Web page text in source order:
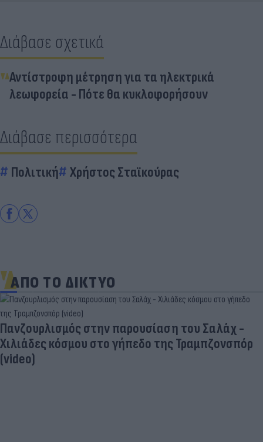
Διάβασε σχετικά
Αντίστροφη μέτρηση για τα ηλεκτρικά
λεωφορεία - Πότε θα κυκλοφορήσουν
Διάβασε περισσότερα
Πολιτική Χρήστος Σταϊκούρας
ΑΠΟ ΤΟ ΔΙΚΤΥΟ
Πανζουρλισμός στην παρουσίαση του Σαλάχ -
Χιλιάδες κόσμου στο γήπεδο της Τραμπζονσπόρ
(video)